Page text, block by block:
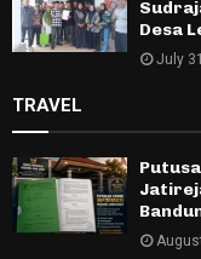
Desa
July
TRAVEL